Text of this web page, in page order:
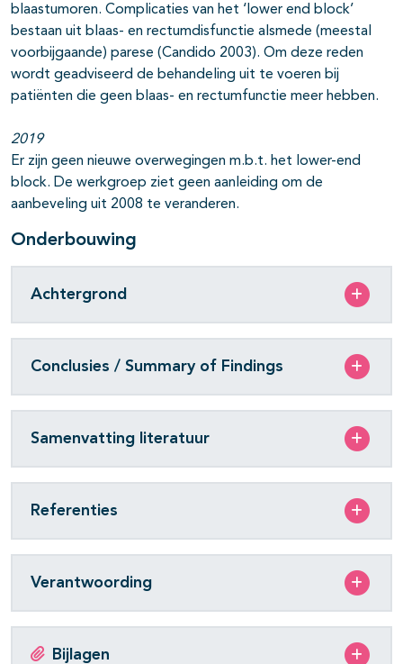
blaastumoren. Complicaties van het ‘lower end block’
bestaan uit blaas- en rectumdisfunctie alsmede (meestal
voorbijgaande) parese (Candido 2003). Om deze reden
wordt geadviseerd de behandeling uit te voeren bij
patiënten die geen blaas- en rectumfunctie meer hebben.
2019
Er zijn geen nieuwe overwegingen m.b.t. het lower-end
block. De werkgroep ziet geen aanleiding om de
aanbeveling uit 2008 te veranderen.
Onderbouwing
Achtergrond
Conclusies / Summary of Findings
Samenvatting literatuur
Referenties
Verantwoording
Bijlagen